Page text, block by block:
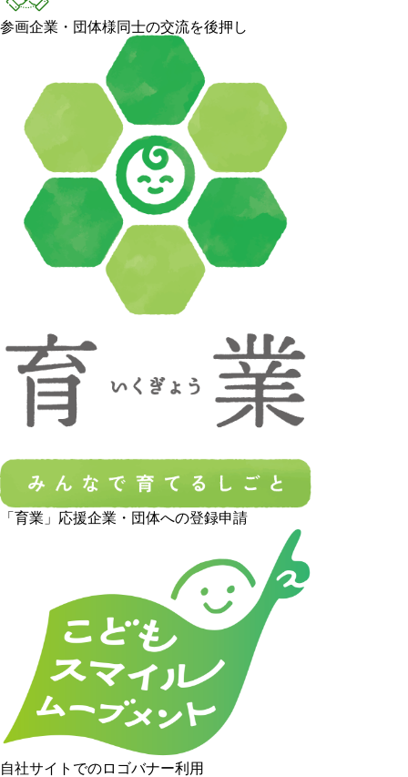
参画企業・団体様同士の交流を後押し
「育業」応援企業・団体への登録申請
自社サイトでのロゴバナー利用